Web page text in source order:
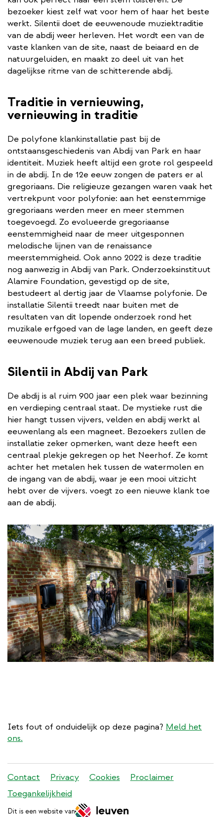
bezoeker kiest zelf wat voor hem of haar het beste
werkt. Silentii doet de eeuwenoude muziektraditie
van de abdij weer herleven. Het wordt een van de
vaste klanken van de site, naast de beiaard en de
natuurgeluiden, en maakt zo deel uit van het
dagelijkse ritme van de schitterende abdij.
Traditie in vernieuwing,
vernieuwing in traditie
De polyfone klankinstallatie past bij de
ontstaansgeschiedenis van Abdij van Park en haar
identiteit. Muziek heeft altijd een grote rol gespeeld
in de abdij. In de 12e eeuw zongen de paters er al
gregoriaans. Die religieuze gezangen waren vaak het
vertrekpunt voor polyfonie: aan het eenstemmige
gregoriaans werden meer en meer stemmen
toegevoegd. Zo evolueerde gregoriaanse
eenstemmigheid naar de meer uitgesponnen
melodische lijnen van de renaissance
meerstemmigheid. Ook anno 2022 is deze traditie
nog aanwezig in Abdij van Park. Onderzoeksinstituut
Alamire Foundation, gevestigd op de site,
bestudeert al dertig jaar de Vlaamse polyfonie. De
installatie Silentii treedt naar buiten met de
resultaten van dit lopende onderzoek rond het
muzikale erfgoed van de lage landen, en geeft deze
eeuwenoude muziek terug aan een breed publiek.
Silentii in Abdij van Park
De abdij is al ruim 900 jaar een plek waar bezinning
en verdieping centraal staat. De mystieke rust die
hier hangt tussen vijvers, velden en abdij werkt al
eeuwenlang als een magneet. Bezoekers zullen de
installatie zeker opmerken, want deze heeft een
centraal plekje gekregen op het Neerhof. Ze komt
achter het metalen hek tussen de watermolen en
de ingang van de abdij, waar je een mooi uitzicht
hebt over de vijvers. voegt zo een nieuwe klank toe
aan de abdij.
Iets fout of onduidelijk op deze pagina? Meld het
ons.
Stadleuven
footer
menu
Contact Privacy Cookies
Proclaimer
Toegankelijkheid
Dit is een website van